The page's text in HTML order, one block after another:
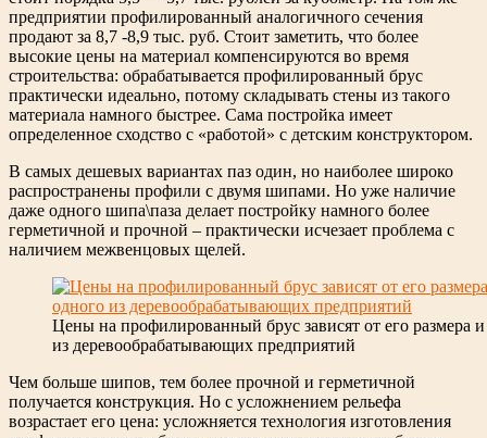
предприятии профилированный аналогичного сечения
продают за 8,7 -8,9 тыс. руб. Стоит заметить, что более
высокие цены на материал компенсируются во время
строительства: обрабатывается профилированный брус
практически идеально, потому складывать стены из такого
материала намного быстрее. Сама постройка имеет
определенное сходство с «работой» с детским конструктором.
В самых дешевых вариантах паз один, но наиболее широко
распространены профили с двумя шипами. Но уже наличие
даже одного шипа\паза делает постройку намного более
герметичной и прочной – практически исчезает проблема с
наличием межвенцовых щелей.
Цены на профилированный брус зависят от его размера
из деревообрабатывающих предприятий
Чем больше шипов, тем более прочной и герметичной
получается конструкция. Но с усложнением рельефа
возрастает его цена: усложняется технология изготовления